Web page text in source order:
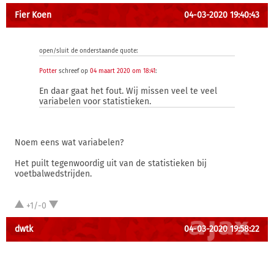
Fier Koen 04-03-2020 19:40:43
open/sluit de onderstaande quote:
Potter schreef op 04 maart 2020 om 18:41:
En daar gaat het fout. Wij missen veel te veel
variabelen voor statistieken.
Noem eens wat variabelen?
Het puilt tegenwoordig uit van de statistieken bij
voetbalwedstrijden.
+1/-0
dwtk 04-03-2020 19:58:22